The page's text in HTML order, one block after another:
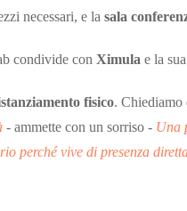
necessari, e la sala
condivide con Ximula e la sua
fisico. Chiediamo
- ammette con un sorriso - Una
vive di presenza